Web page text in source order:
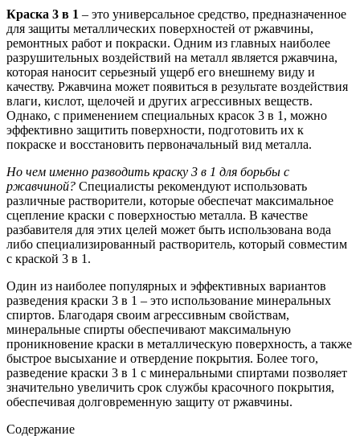
Краска 3 в 1 – это универсальное средство, предназначенное
для защиты металлических поверхностей от ржавчины,
ремонтных работ и покраски. Одним из главных наиболее
разрушительных воздействий на металл является ржавчина,
которая наносит серьезный ущерб его внешнему виду и
качеству. Ржавчина может появиться в результате воздействия
влаги, кислот, щелочей и других агрессивных веществ.
Однако, с применением специальных красок 3 в 1, можно
эффективно защитить поверхности, подготовить их к
покраске и восстановить первоначальный вид металла.
Но чем именно разводить краску 3 в 1 для борьбы с
ржавчиной? Специалисты рекомендуют использовать
различные растворители, которые обеспечат максимальное
сцепление краски с поверхностью металла. В качестве
разбавителя для этих целей может быть использована вода
либо специализированный растворитель, который совместим
с краской 3 в 1.
Один из наиболее популярных и эффективных вариантов
разведения краски 3 в 1 – это использование минеральных
спиртов. Благодаря своим агрессивным свойствам,
минеральные спирты обеспечивают максимальную
проникновение краски в металлическую поверхность, а также
быстрое высыхание и отвердение покрытия. Более того,
разведение краски 3 в 1 с минеральными спиртами позволяет
значительно увеличить срок службы красочного покрытия,
обеспечивая долговременную защиту от ржавчины.
Содержание